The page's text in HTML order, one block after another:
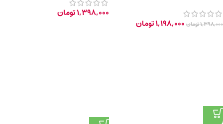
1,398,000تومان 1,198,000تومان
1,398,000تومان